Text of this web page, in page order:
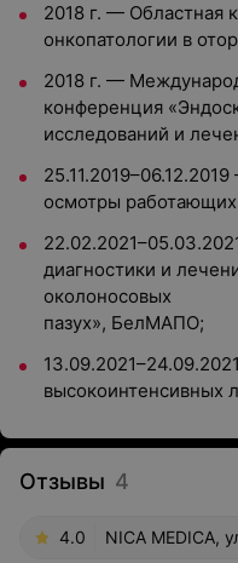
2018 г. — Областная
онкопатологии в
2018 г. —
конференция
исследований и
осмотры
диагностики и
околоносовых
пазух», БелМАПО;
высокоинтенсивных
Отзывы 4
4.0 NICA MEDICA,